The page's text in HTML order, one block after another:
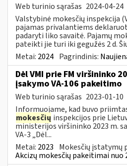
Web turinio sąrašas 2024-04-24
Valstybinė mokesčių inspekcija
pajamas privalantiems
padaryti liko savaitė. Pajamų
pateikti jie turi iki gegužės 2 d.
Metai: 2024 Pagrindinis:
Dėl VMI prie FM viršininko
įsakymo VA-106 pakeitimo
Web turinio sąrašas 2023-01-10
Informuojame, kad buvo
mokesčių inspekcijos prie
ministerijos viršininko 2023 m.
VA-3 „Dėl...
Metai: 2023 Mokesčių įstatymų
Akcizų mokesčių pakeitimai nuo